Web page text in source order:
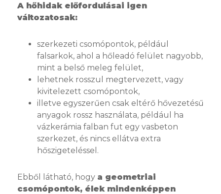
A hőhidak előfordulásai igen
változatosak:
szerkezeti csomópontok, például
falsarkok, ahol a hőleadó felület nagyobb,
mint a belső meleg felület,
lehetnek rosszul megtervezett, vagy
kivitelezett csomópontok,
illetve egyszerűen csak eltérő hővezetésű
anyagok rossz használata, például ha
vázkerámia falban fut egy vasbeton
szerkezet, és nincs ellátva extra
hőszigeteléssel.
Ebből látható, hogy a geometriai
csomópontok, élek mindenképpen